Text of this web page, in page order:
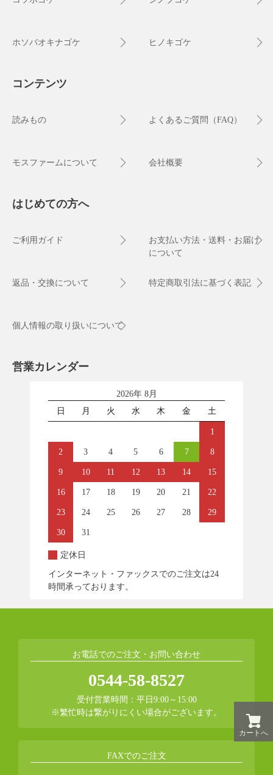
カートへ
ホソバオキナゴケ ヒノキゴケ
コンテンツ
読みもの よくあるご質問（FAQ）
モスファームについて 会社概要
はじめての方へ
ご利用ガイド
お支払い方法・送料・お届け
について
返品・交換について 特定商取引法に基づく表記
個人情報の取り扱いについて
営業カレンダー
2026年 8月
日
月 火 水 木 金 土
1
2 3 4 5 6 7 8
9 10 11 12 13 14 15
16 17 18 19 20 21 22
23 24 25 26 27 28 29
30 31
定休日
インターネット・ファックスでのご注文は24
時間承っております。
お電話でのご注文・お問い合わせ
0544-58-8527
受付営業時間：平日9:00～15:00
※繁忙時は繋がりにくい場合がございます。
FAXでのご注文